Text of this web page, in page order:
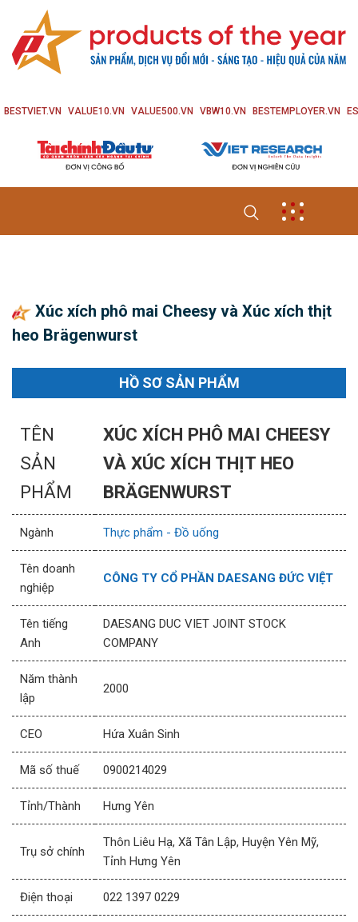
BESTVIET.VN VALUE10.VN VALUE500.VN VBW10.VN BESTEMPLOYER.VN
Xúc xích phô mai Cheesy và Xúc xích thịt
heo Brägenwurst
HỒ SƠ SẢN PHẨM
TÊN
SẢN
PHẨM
XÚC XÍCH PHÔ MAI CHEESY
VÀ XÚC XÍCH THỊT HEO
BRÄGENWURST
Ngành Thực phẩm - Đồ uống
Tên doanh
nghiệp
CÔNG TY CỔ PHẦN DAESANG ĐỨC VIỆT
Tên tiếng
Anh
DAESANG DUC VIET JOINT STOCK
COMPANY
Năm thành
lập
2000
CEO Hứa Xuân Sinh
Mã số thuế 0900214029
Tỉnh/Thành Hưng Yên
Trụ sở chính
Thôn Liêu Hạ, Xã Tân Lập, Huyện Yên Mỹ,
Tỉnh Hưng Yên
Điện thoại 022 1397 0229